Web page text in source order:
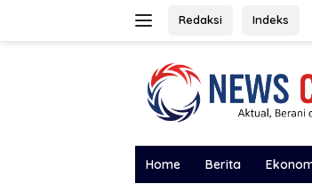
Redaksi Indeks
Home Berita